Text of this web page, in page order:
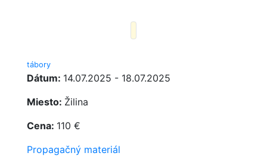
tábory
Dátum: 14.07.2025 - 18.07.2025
Miesto: Žilina
Cena: 110 €
Propagačný materiál